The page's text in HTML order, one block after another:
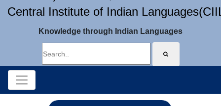
Central Institute of Indian
Knowledge through Indian Languages